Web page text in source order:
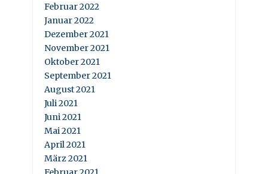
Februar 2022
Januar 2022
Dezember 2021
November 2021
Oktober 2021
September 2021
August 2021
Juli 2021
Juni 2021
Mai 2021
April 2021
März 2021